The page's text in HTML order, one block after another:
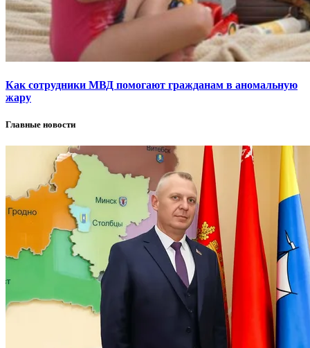
Как сотрудники МВД помогают гражданам в аномальную
жару
Главные новости